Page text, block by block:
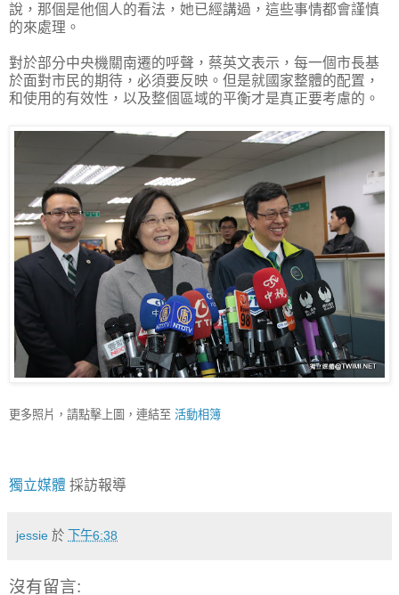
說，那個是他個人的看法，她已經講過，這些事情都會謹慎
的來處理。
對於部分中央機關南遷的呼聲，蔡英文表示，每一個市長基
於面對市民的期待，必須要反映。但是就國家整體的配置，
和使用的有效性，以及整個區域的平衡才是真正要考慮的。
更多照片，請點擊上圖，連結至 活動相簿
獨立媒體 採訪報導
jessie 於 下午6:38
沒有留言: